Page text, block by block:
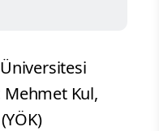
Mehmet Kul,